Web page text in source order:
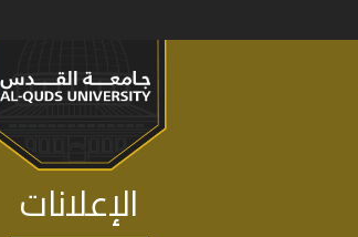
الإعلانات